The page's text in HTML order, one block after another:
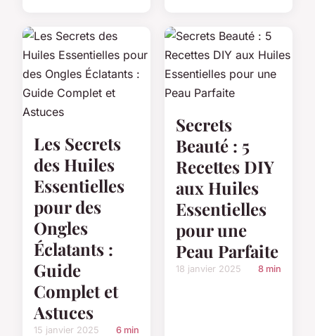
Les Secrets
des Huiles
Essentielles
pour des
Ongles
Éclatants :
Guide
Complet et
Astuces
15 janvier 2025 6 min
Secrets
Beauté : 5
Recettes DIY
aux Huiles
Essentielles
pour une
Peau Parfaite
18 janvier 2025 8 min